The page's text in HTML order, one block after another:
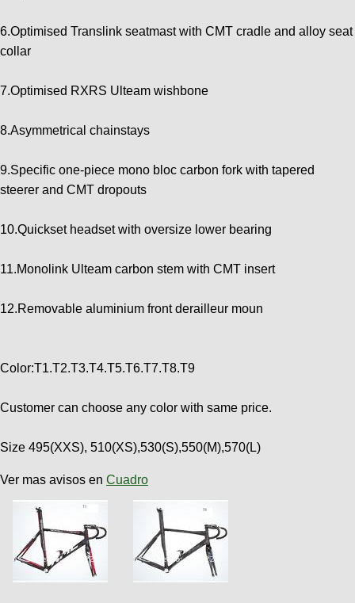
6.Optimised Translink seatmast with CMT cradle and alloy seat
collar
7.Optimised RXRS Ulteam wishbone
8.Asymmetrical chainstays
9.Specific one-piece mono bloc carbon fork with tapered
steerer and CMT dropouts
10.Quickset headset with oversize lower bearing
11.Monolink Ulteam carbon stem with CMT insert
12.Removable aluminium front derailleur moun
Color:T1.T2.T3.T4.T5.T6.T7.T8.T9
Customer can choose any color with same price.
Size 495(XXS), 510(XS),530(S),550(M),570(L)
Ver mas avisos en Cuadro